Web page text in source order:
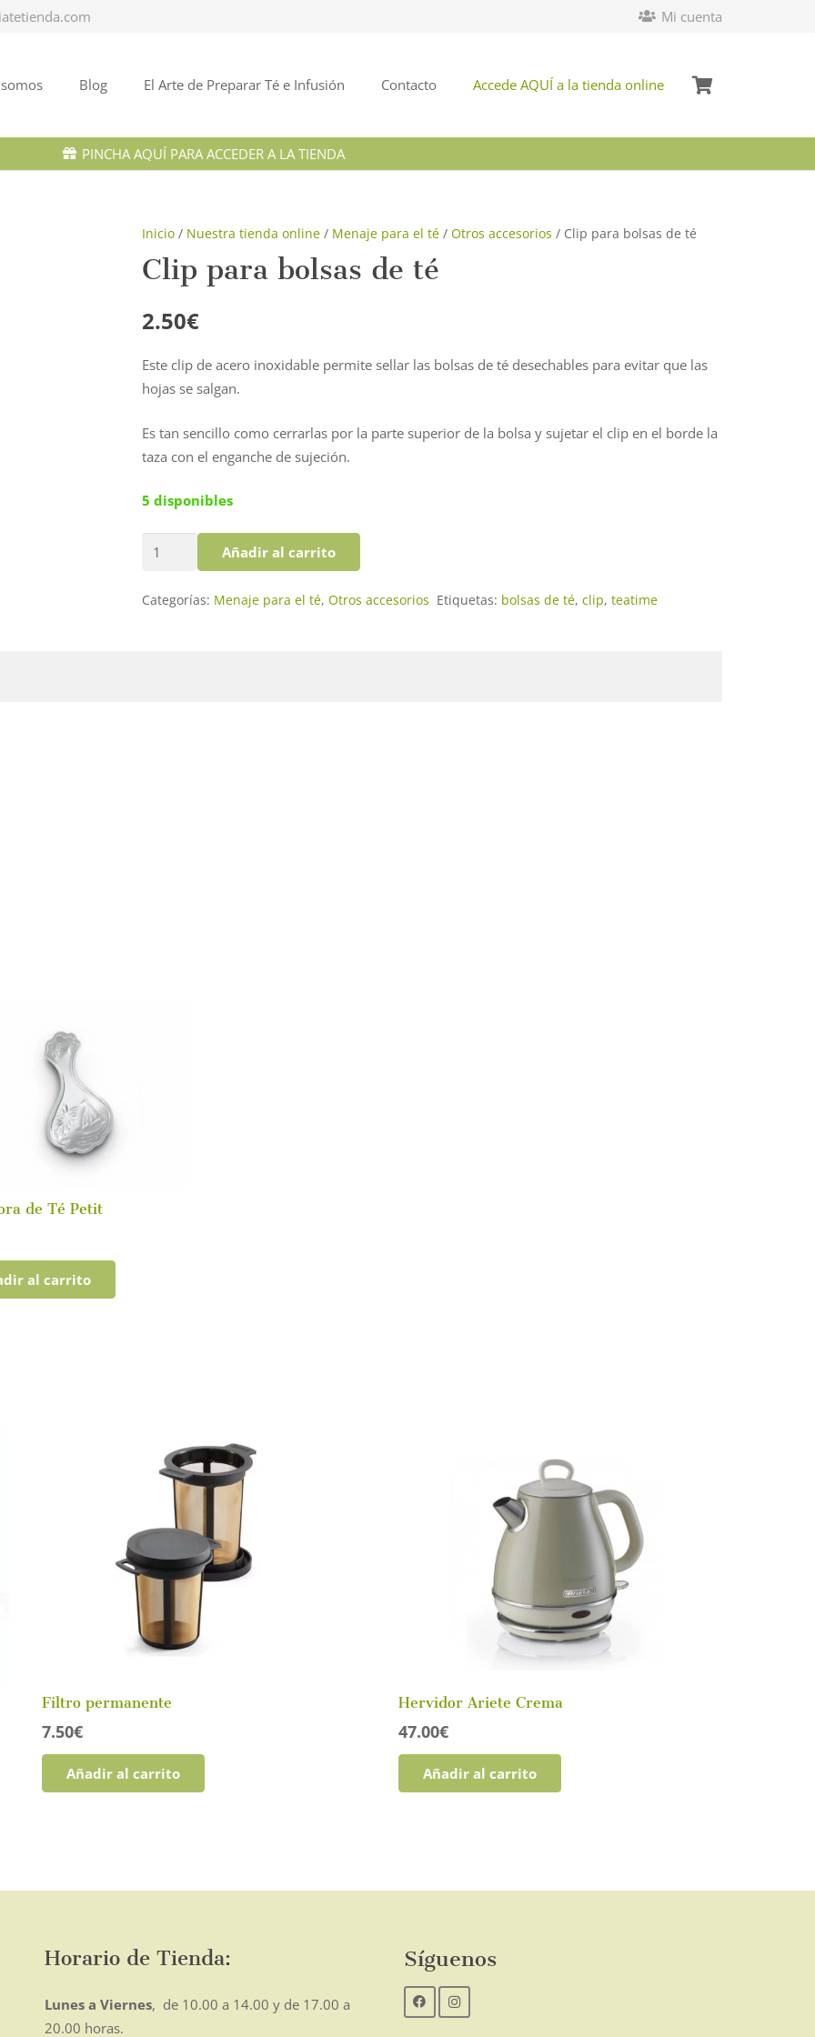
Mi cuenta
Blog El Arte de Preparar Té e Infusión Contacto Accede AQUÍ a la tienda online
PINCHA AQUÍ PARA ACCEDER A LA TIENDA
Inicio/ Nuestra tienda online/ Menaje para el té/ Otros accesorios / Clip para bolsas de té
Clip para bolsas de té
2.50€
Este clip de acero inoxidable permite sellar las bolsas de té desechables para evitar que las
hojas se salgan.
Es tan sencillo como cerrarlas por la parte superior de la bolsa y sujetar el clip en el borde la
taza con el enganche de sujeción.
5 disponibles
Clip
Añadir al carrito
Categorías: Menaje para el té, Otros accesorios Etiquetas: bolsas de té,clip,teatime
de Té Petit
al carrito
Filtro permanente
7.50€
Añadir al carrito
Hervidor Ariete Crema
47.00€
Añadir al carrito
Horario de Tienda:
Lunes a Viernes, de 10.00 a 14.00 y de 17.00 a
20.00 horas.
Síguenos